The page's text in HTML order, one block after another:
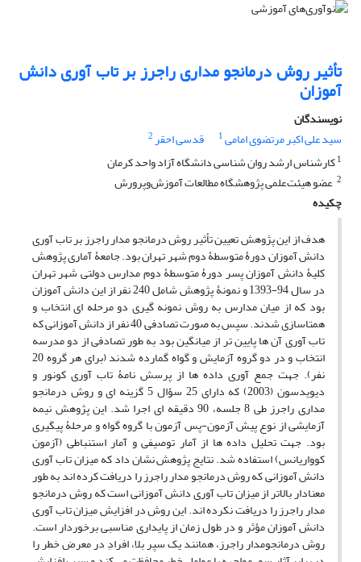
تأثیر روش درمانجو مداری راجرز بر تاب آوری دانش
آموزان
نویسندگان
سید علی اکبر مرتضوی امامی1 قدسی احقر2
1کارشناس ارشد روان شناسی دانشگاه آزاد واحد کرمان
2 عضو هیئت‌علمی پژوهشگاه مطالعات آموزش‌وپرورش
چکیده
هدف از این پژوهش تعیین تأثیر روش درمانجو مدار راجرز بر تاب آوری
دانش آموزان دورۀ متوسطۀ دوم شهر تهران بود. جامعۀ آماری پژوهش
کلیۀ دانش آموزان پسر دورۀ متوسطۀ دوم مدارس دولتی شهر تهران
در سال 94-1393 و نمونۀ پژوهش شامل 240 نفر از این دانش آموزان
بود که از میان مدارس به روش نمونه گیری دو مرحله ای انتخاب و
همتاسازی شدند. سپس به صورت تصادفی 40 نفر از دانش آموزانی که
تاب آوری آن ها پایین تر از میانگین بود به طور تصادفی از دو مدرسه
انتخاب و در دو گروه آزمایش و گواه گمارده شدند (برای هر گروه 20
نفر). جهت جمع آوری داده ها از پرسش نامۀ تاب آوری کونور و
دیویدسون (2003) که دارای 25 سؤال 5 گزینه ای و روش درمانجو
مداری راجرز طی 8 جلسه، 90 دقیقه ای اجرا شد. این پژوهش نیمه
آزمایشی از نوع پیش آزمون-پس آزمون با گروه گواه و مرحلۀ پیگیری
بود. جهت تحلیل داده ها از آمار توصیفی و آمار استنباطی (آزمون
کوواریانس) استفاده شد. نتایج پژوهش نشان داد که میزان تاب آوری
دانش آموزانی که روش درمانجو مدار راجرز را دریافت کرده اند به طور
معنادار بالاتر از میزان تاب آوری دانش آموزانی است که روش درمانجو
مدار راجرز را دریافت نکرده اند. این روش در افزایش میزان تاب آوری
دانش آموزان مؤثر و در طول زمان از پایداری مناسبی برخوردار است.
روش درمانجومدار راجرز، همانند یک سپر بلا، افرادِ در معرض خطر را